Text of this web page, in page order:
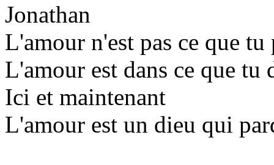
Jonathan
L'amour n'est pas ce que tu
L'amour est dans ce que tu
Ici et maintenant
L'amour est un dieu qui